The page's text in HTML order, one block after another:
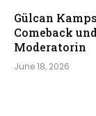
Gülcan
Comeback
Moderatorin
June 18, 2026